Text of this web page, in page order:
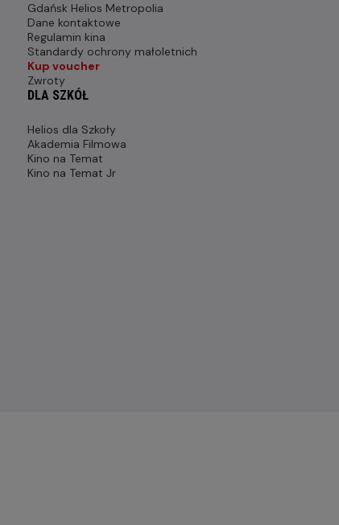
Gdańsk Helios Metropolia
Dane kontaktowe
Regulamin kina
Standardy ochrony małoletnich
Kup voucher
Zwroty
DLA SZKÓŁ
Helios dla Szkoły
Akademia Filmowa
Kino na Temat
Kino na Temat Jr